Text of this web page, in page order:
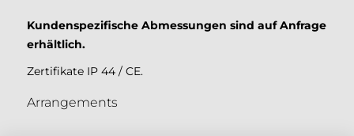
Kundenspezifische Abmessungen sind auf Anfrage
erhältlich.
Zertifikate IP 44 / CE.
Arrangements